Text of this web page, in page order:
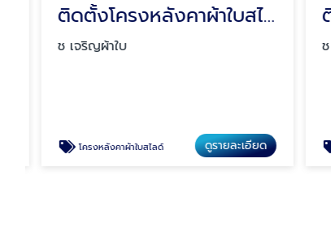
ติดตั้งโครงหลังคาผ้าใบสไลด์
ช เจริญผ้าใบ
โครงหลังคาผ้าใบสไลด์ ดูรายละเอียด
ช
ร้